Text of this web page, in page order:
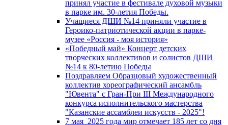
принял участие в фестивале духовой музыки
в парке им. 30-летия Победы.
Учащиеся ДШИ №14 приняли участие в
Героико-патриотической акции в парке-
музее «Россия - моя история»
«Победный май» Концерт детских
творческих коллективов и солистов ДШИ
№14 к 80-летию Победы
Поздравляем Образцовый художественный
коллектив хореографический ансамбль
"Ювента" с Гран-При III Международного
конкурса исполнительского мастерства
"Казанские ассамблеи искусств - 2025"!
7 мая 2025 года мир отмечает 185 лет со дня